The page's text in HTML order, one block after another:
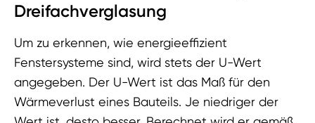
Dreifachverglasung
Um zu erkennen, wie energieeffizient
Fenstersysteme sind, wird stets der U-Wert
angegeben. Der U-Wert ist das Maß für den
Wärmeverlust eines Bauteils. Je niedriger der